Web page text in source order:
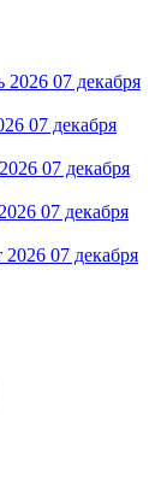
2026 07 декабря
07 декабря
07 декабря
07 декабря
2026 07 декабря